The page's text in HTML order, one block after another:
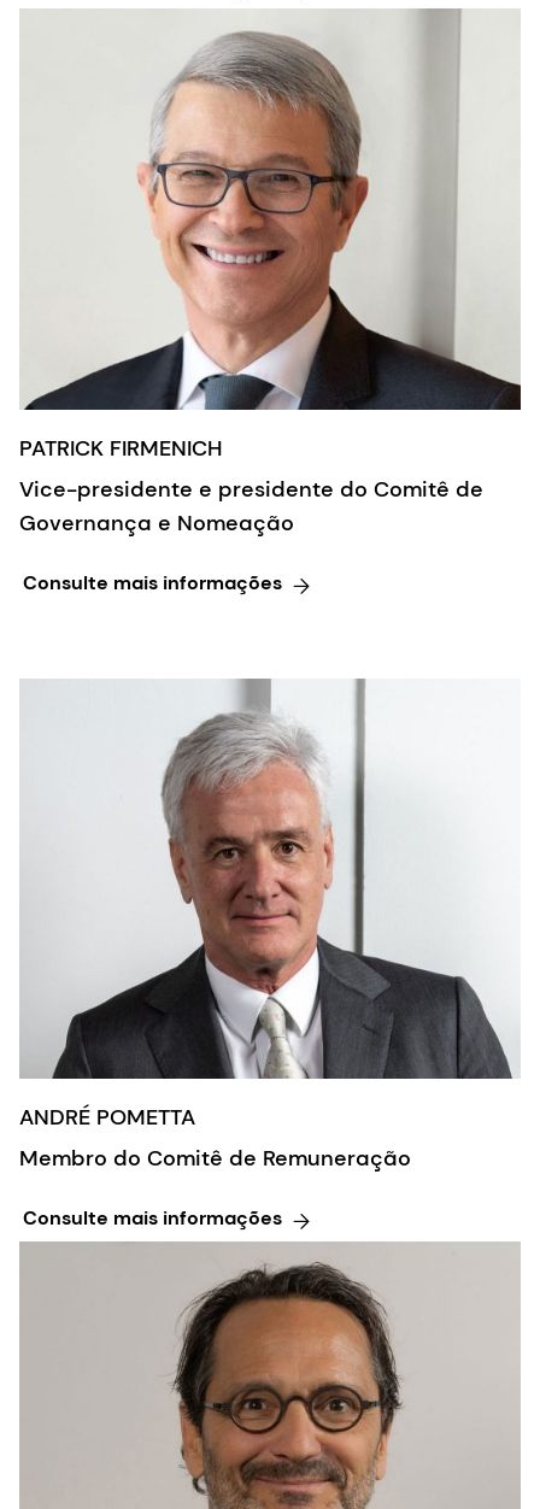
PATRICK FIRMENICH
Vice-presidente e presidente do Comitê de
Governança e Nomeação
Consulte mais informações
ANDRÉ POMETTA
Membro do Comitê de Remuneração
Consulte mais informações